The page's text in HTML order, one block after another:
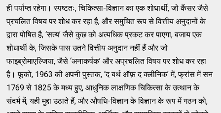
ही पर्याप्त रहेगा। स्पष्टतः, चिकित्सा-विज्ञान का एक शोधार्थी, जो कैंसर जैसे
प्रचलित विषय पर शोध कर रहा है, और समुचित रूप से वित्तीय अनुदानों के
द्वारा पोषित है, ‘सत्य’ जैसे कुछ को अत्यधिक प्रकट कर पाएगा, बजाय एक
शोधार्थी के, जिसके पास उतने वित्तीय अनुदान नहीं हैं और जो
फाइब्रोमाएल्जिया, जैसे ‘अनाकर्षक’ और अप्रचलित विषय पर शोध कर रहा
है। फूको, 1963 की अपनी पुस्तक, ‘द बर्थ ऑफ़ द क्लीनिक’ में, फ्रांस में सन
1769 से 1825 के मध्य हुए, आधुनिक लाक्षणिक चिकित्सा के उत्थान के
संदर्भ में, यही मुद्दा उठाते हैं, और औषधि-विज्ञान के विज्ञान के रूप में गठन को,